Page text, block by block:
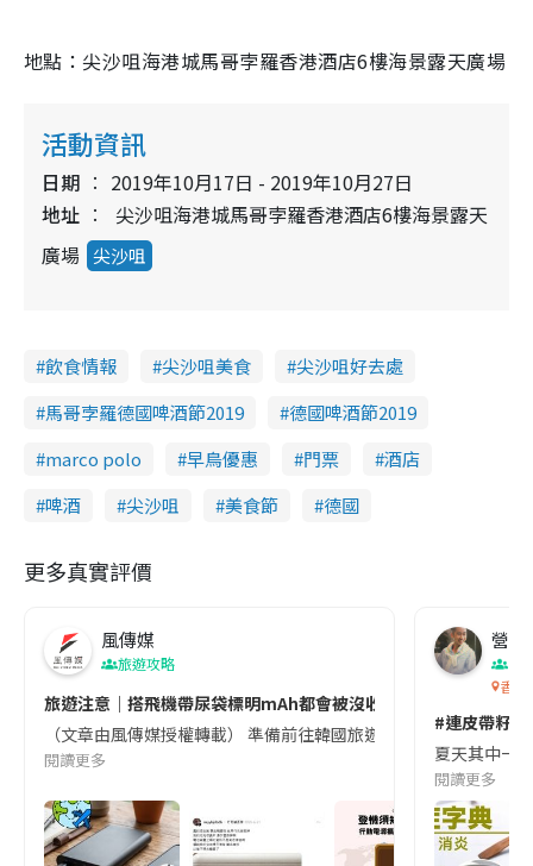
地點：尖沙咀海港城馬哥孛羅香港酒店6樓海景露天廣場
活動資訊
日期
2019年10月17日 - 2019年10月27日
地址
尖沙咀海港城馬哥孛羅香港酒店6樓海景露天
廣場 尖沙咀
飲食情報 尖沙咀美食
尖沙咀好去處
馬哥孛羅德國啤酒節2019
德國啤酒節2019
marco polo
早鳥優惠 門票
酒店
啤酒
尖沙咀 美食節 德國
更多真實評價
風傳媒
旅遊攻略
旅遊注意｜搭飛機帶尿袋標明mAh都會被沒收😱出發前切記檢查
（文章由風傳媒授權轉載） 準備前往韓國旅遊的民眾，近期要
閱讀更多
營養
香港
#連皮帶籽
夏天其中一
閱讀更多